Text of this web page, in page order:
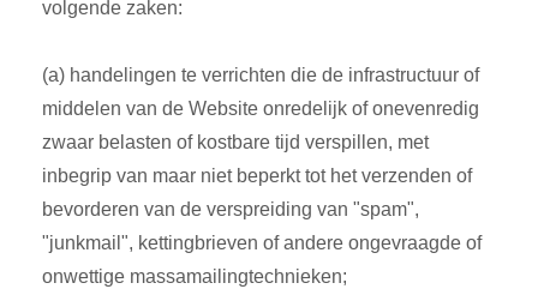
volgende zaken:
(a) handelingen te verrichten die de infrastructuur of
middelen van de Website onredelijk of onevenredig
zwaar belasten of kostbare tijd verspillen, met
inbegrip van maar niet beperkt tot het verzenden of
bevorderen van de verspreiding van "spam",
"junkmail", kettingbrieven of andere ongevraagde of
onwettige massamailingtechnieken;